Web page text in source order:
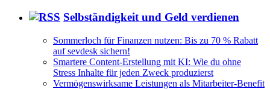
Selbständigkeit und Geld verdienen
Sommerloch für Finanzen nutzen: Bis zu 70 % Rabatt
auf sevdesk sichern!
Smartere Content-Erstellung mit KI: Wie du ohne
Stress Inhalte für jeden Zweck produzierst
Vermögenswirksame Leistungen als Mitarbeiter-Benefit